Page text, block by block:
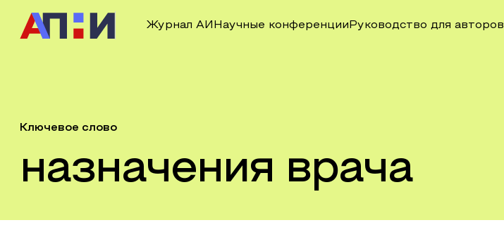
Журнал АИ Научные конференции Руководство для авторов
Ключевое слово
назначения врача